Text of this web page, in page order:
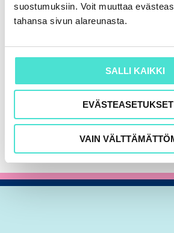
suostumuksiin. Voit muuttaa
tahansa sivun alareunasta.
SALLI KAIKKI
EVÄSTEASETUKSET
VAIN
KAIKKI KIRJAT